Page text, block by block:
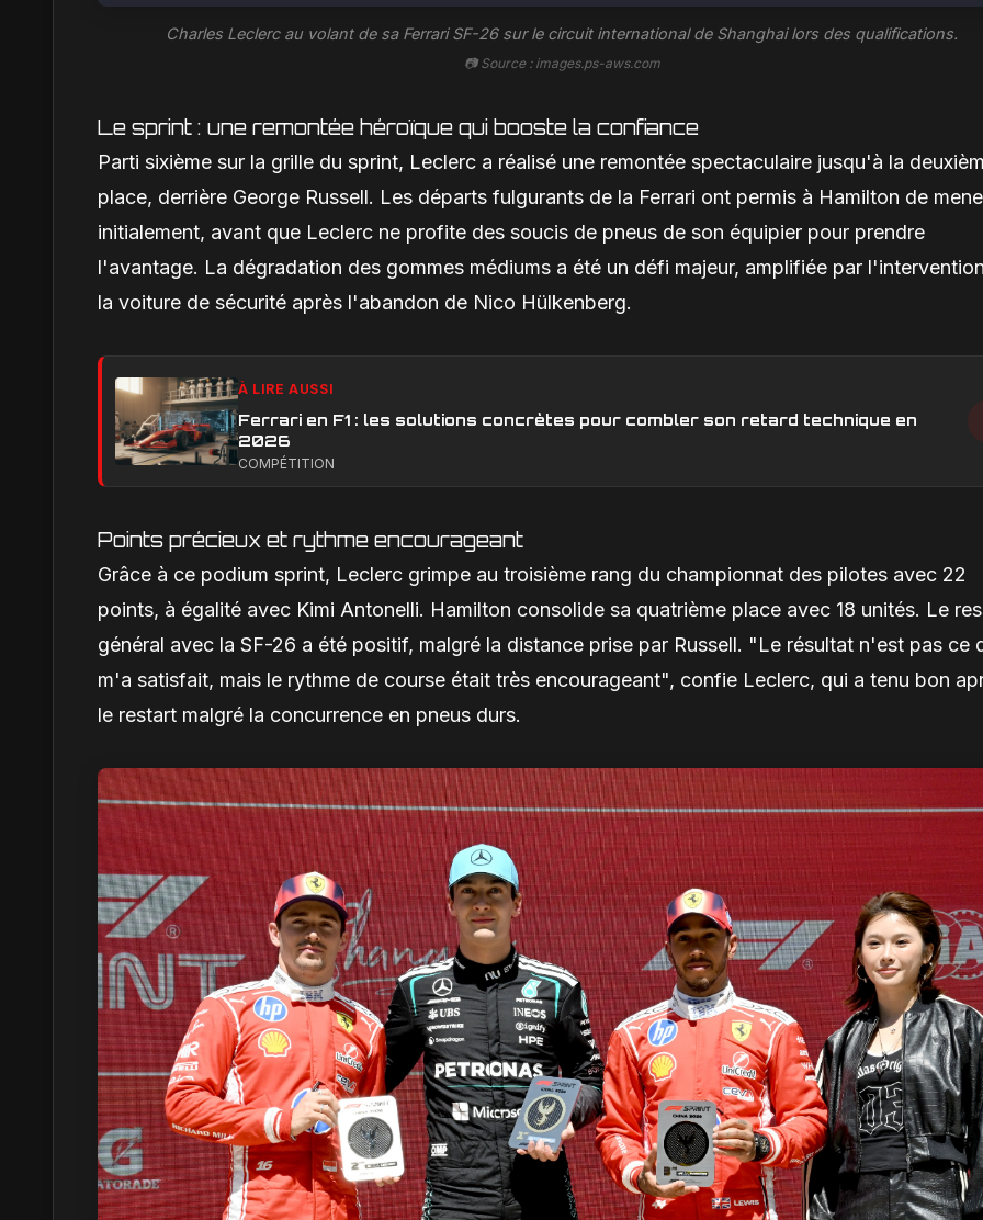
Charles Leclerc au volant de sa Ferrari SF-26 sur le circuit international de Shanghai lors des qualifications.
📷 Source : images.ps-aws.com
Le sprint : une remontée héroïque qui booste la confiance
Parti sixième sur la grille du sprint, Leclerc a réalisé une remontée spectaculaire jusqu'à la
place, derrière George Russell. Les départs fulgurants de la Ferrari ont permis à Hamilton de
initialement, avant que Leclerc ne profite des soucis de pneus de son équipier pour prendre
l'avantage. La dégradation des gommes médiums a été un défi majeur, amplifiée par
la voiture de sécurité après l'abandon de Nico Hülkenberg.
À LIRE AUSSI
Ferrari en F1 : les solutions concrètes pour combler son retard technique en
2026
COMPÉTITION
Points précieux et rythme encourageant
Grâce à ce podium sprint, Leclerc grimpe au troisième rang du championnat des pilotes avec 22
points, à égalité avec Kimi Antonelli. Hamilton consolide sa quatrième place avec 18 unités. Le
général avec la SF-26 a été positif, malgré la distance prise par Russell. "Le résultat n'est pas ce
m'a satisfait, mais le rythme de course était très encourageant", confie Leclerc, qui a tenu bon
le restart malgré la concurrence en pneus durs.